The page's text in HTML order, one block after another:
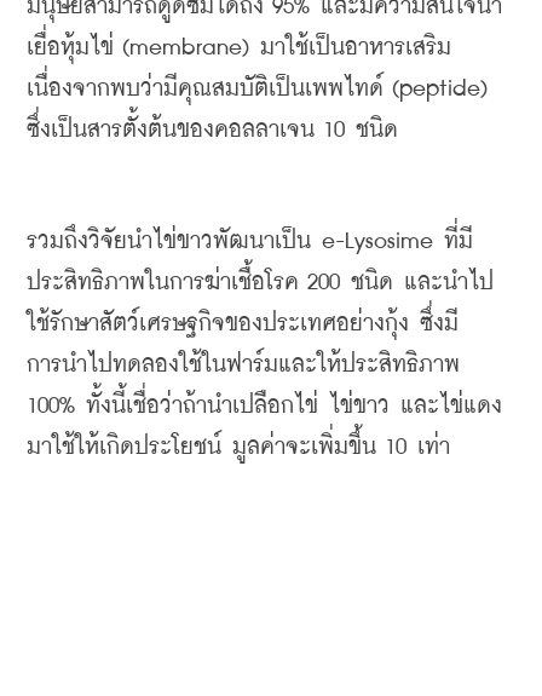
มนุษย์สามารถดูดซึมได้ถึง 95% และมีความสนใจนำ
เยื่อหุ้มไข่ (membrane) มาใช้เป็นอาหารเสริม
เนื่องจากพบว่ามีคุณสมบัติเป็นเพพไทด์
ซึ่งเป็นสารตั้งต้นของคอลลาเจน 10 ชนิด
รวมถึงวิจัยนำไข่ขาวพัฒนาเป็น e-Lysosime ที่มี
ประสิทธิภาพในการฆ่าเชื้อโรค 200 ชนิด และนำไป
ใช้รักษาสัตว์เศรษฐกิจของประเทศอย่างกุ้ง ซึ่งมี
การนำไปทดลองใช้ในฟาร์มและให้ประสิทธิภาพ
100% ทั้งนี้เชื่อว่าถ้านำเปลือกไข่ ไข่ขาว
และไข่แดง
มาใช้ให้เกิดประโยชน์ มูลค่าจะเพิ่มขึ้น 10 เท่า